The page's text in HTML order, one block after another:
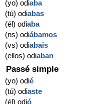
(yo) odiaba
(tú) odiabas
(él) odiaba
(ns) odiábamos
(vs) odiabais
(ellos) odiaban
Passé simple
(yo) odié
(tú) odiaste
(él) odió